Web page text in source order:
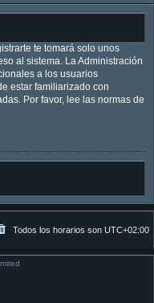
te tomará solo unos
al sistema. La Administración
a los usuarios
estar familiarizado con
Por favor, lee las normas de
Todos los horarios son UTC+02:00